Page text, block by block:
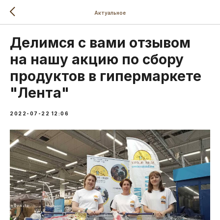
Актуальное
Делимся с вами отзывом
на нашу акцию по сбору
продуктов в гипермаркете
"Лента"
2022-07-22 12:06